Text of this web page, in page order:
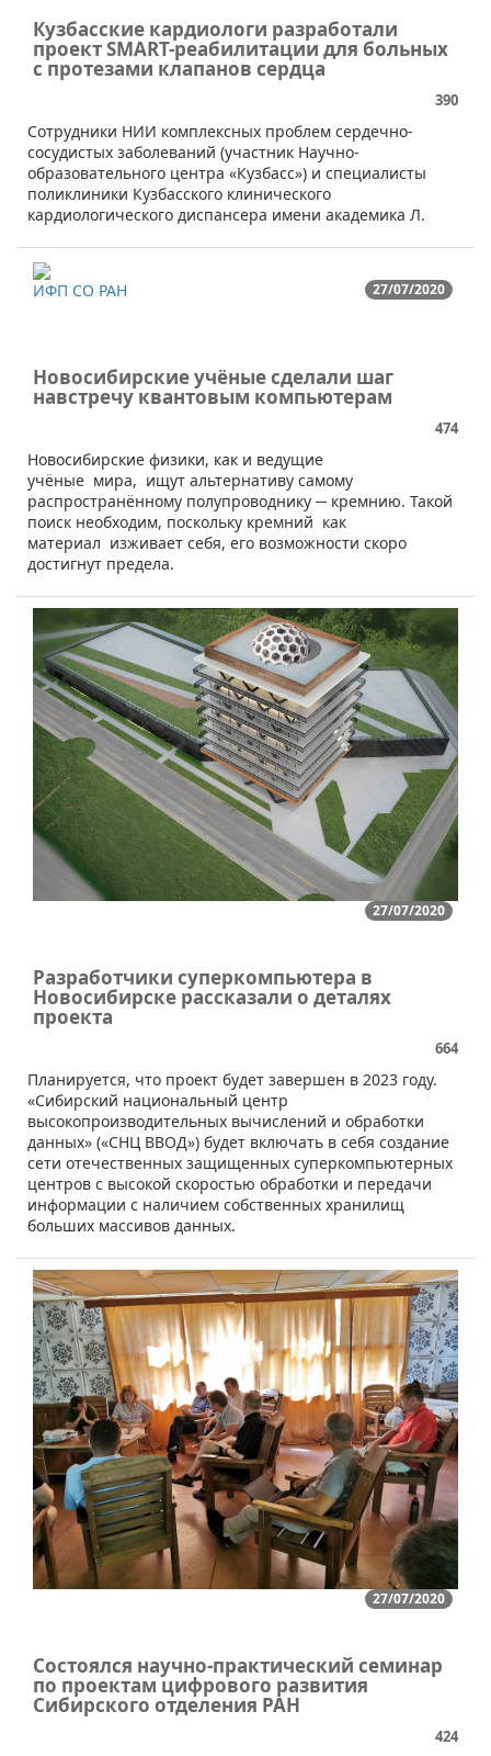
Кузбасские кардиологи разработали
проект SMART-реабилитации для больных
с протезами клапанов сердца
390
Сотрудники НИИ комплексных проблем сердечно-
сосудистых заболеваний (участник Научно-
образовательного центра «Кузбасс») и специалисты
поликлиники Кузбасского клинического
кардиологического диспансера имени академика Л.
27/07/2020
ИФП СО РАН
Новосибирские учёные сделали шаг
навстречу квантовым компьютерам
474
​​​Новосибирские физики, как и ведущие
учёные мира, ищут альтернативу самому
распространённому полупроводнику ─ кремнию. Такой
поиск необходим, поскольку кремний как
материал изживает себя, его возможности скоро
достигнут предела.
27/07/2020
Разработчики суперкомпьютера в
Новосибирске рассказали о деталях
проекта
664
​Планируется, что проект будет завершен в 2023 году. ​
«Сибирский национальный центр
высокопроизводительных вычислений и обработки
данных» («СНЦ ВВОД») будет включать в себя создание
сети отечественных защищенных суперкомпьютерных
центров с высокой скоростью обработки и передачи
информации с наличием собственных хранилищ
больших массивов данных.
27/07/2020
Состоялся научно-практический семинар
по проектам цифрового развития
Сибирского отделения РАН
424